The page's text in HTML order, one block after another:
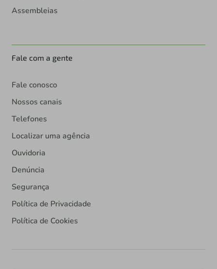
Assembleias
Fale com a gente
Fale conosco
Nossos canais
Telefones
Localizar uma agência
Ouvidoria
Denúncia
Segurança
Política de Privacidade
Política de Cookies